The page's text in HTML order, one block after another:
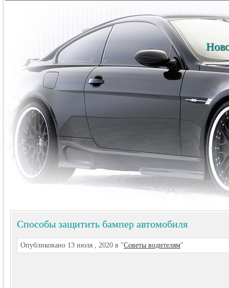
Способы защитить бампер автомобиля
Опубликовано 13 июля , 2020 в "Советы водителям"